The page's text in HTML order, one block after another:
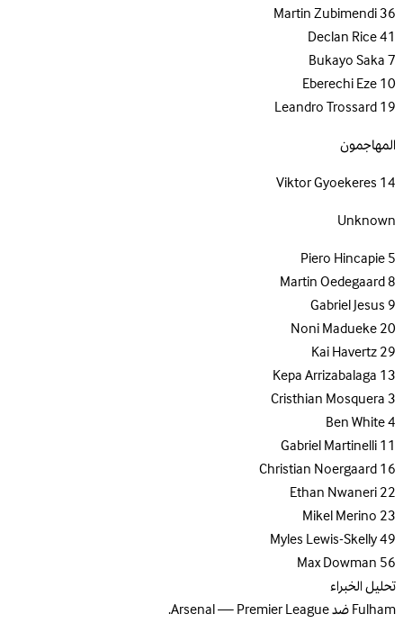
36
Martin Zubimendi
41
Declan Rice
7
Bukayo Saka
10
Eberechi Eze
19
Leandro Trossard
المهاجمون
14
Viktor Gyoekeres
Unknown
5
Piero Hincapie
8
Martin Oedegaard
9
Gabriel Jesus
20
Noni Madueke
29
Kai Havertz
13
Kepa Arrizabalaga
3
Cristhian Mosquera
4
Ben White
11
Gabriel Martinelli
16
Christian Noergaard
22
Ethan Nwaneri
23
Mikel Merino
49
Myles Lewis-Skelly
56
Max Dowman
تحليل الخبراء
Fulham ضد Arsenal — Premier League.